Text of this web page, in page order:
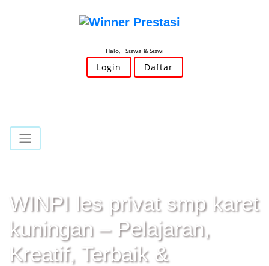
Halo, Siswa & Siswi
Login Daftar
WINPI les privat smp karet
kuningan – Pelajaran,
Kreatif, Terbaik &